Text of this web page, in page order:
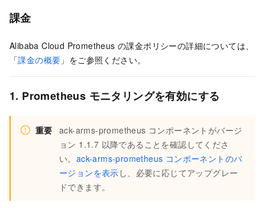
課金
Alibaba Cloud Prometheus の課金ポリシーの詳細については、
「課金の概要 」をご参照ください。
1. Prometheus モニタリングを有効にする
重要 ack-arms-prometheus コンポーネントがバージ
ョン 1.1.7 以降であることを確認してくださ
い。 ack-arms-prometheus コンポーネントのバ
ージョンを表示 し、必要に応じてアップグレー
ドできます。